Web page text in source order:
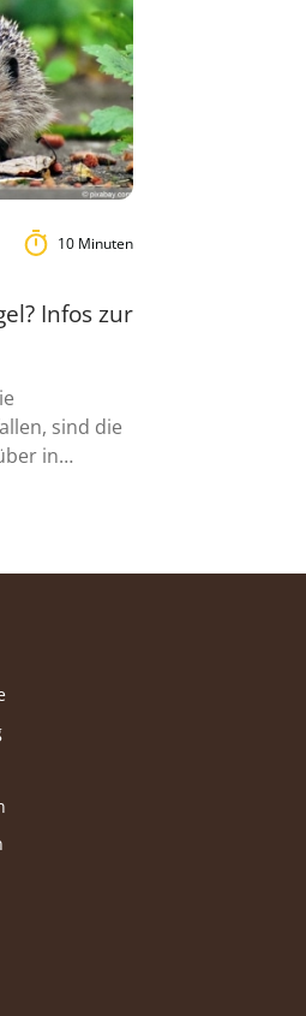
10 Minuten
Infos zur
sind die
in